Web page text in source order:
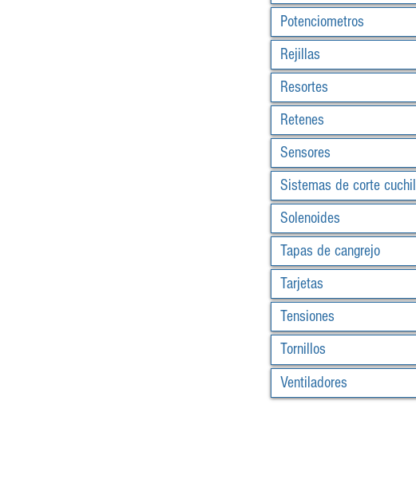
Potenciometros
Rejillas
Resortes
Retenes
Sensores
Sistemas de corte
Solenoides
Tapas de cangrejo
Tarjetas
Tensiones
Tornillos
Ventiladores